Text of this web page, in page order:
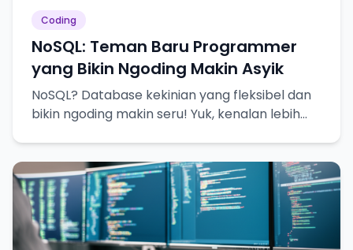
Coding
NoSQL: Teman Baru Programmer
yang Bikin Ngoding Makin Asyik
NoSQL? Database kekinian yang fleksibel dan
bikin ngoding makin seru! Yuk, kenalan lebih